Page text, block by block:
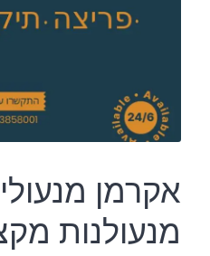
אקרמן
מנעולנות